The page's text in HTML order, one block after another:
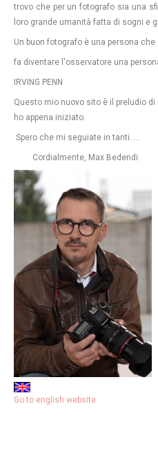
trovo che per un fotografo sia una
loro grande umanità fatta di sogni e
Un buon fotografo è una persona
fa diventare l'osservatore una
IRVING PENN
Questo mio nuovo sito è il preludio
ho appena iniziato.
Spero che mi seguiate in tanti.....
Cordialmente, Max Bedendi.
Go to english website